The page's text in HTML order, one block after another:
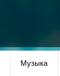
Музыка